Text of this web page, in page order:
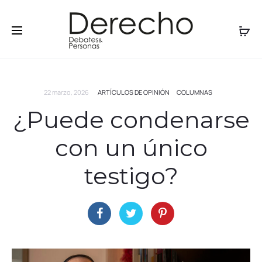
22 marzo, 2026 ARTÍCULOS DE OPINIÓN COLUMNAS
¿Puede condenarse
con un único
testigo?